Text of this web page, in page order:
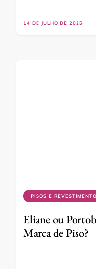
14 DE JULHO DE 2025
PISOS E
Eliane ou
Marca de Piso?